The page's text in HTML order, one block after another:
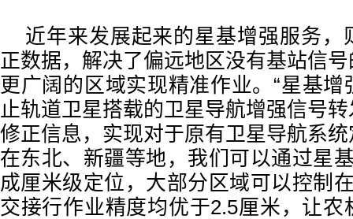
近年来发展起来的星基增强服务，
正数据，解决了偏远地区没有基站信
更广阔的区域实现精准作业。“星基
止轨道卫星搭载的卫星导航增强信号
修正信息，实现对于原有卫星导航系
在东北、新疆等地，我们可以通过星
成厘米级定位，大部分区域可以控制
交接行作业精度均优于2.5厘米，让农